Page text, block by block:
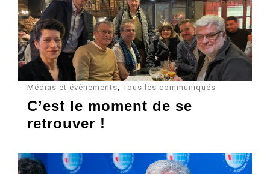
Médias et évènements, Tous les communiqués
C’est le moment de se
retrouver !